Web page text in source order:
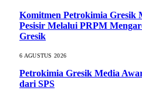
Komitmen Petrokimia Gresik
Pesisir Melalui PRPM
Gresik
6 AGUSTUS 2026
Petrokimia Gresik Media
dari SPS